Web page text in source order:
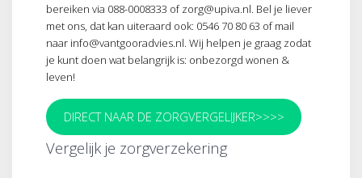
bereiken via 088-0008333 of zorg@upiva.nl. Bel je liever
met ons, dat kan uiteraard ook: 0546 70 80 63 of mail
naar info@vantgooradvies.nl. Wij helpen je graag zodat
je kunt doen wat belangrijk is: onbezorgd wonen &
leven!
DIRECT NAAR DE ZORGVERGELIJKER>>>>
Vergelijk je zorgverzekering